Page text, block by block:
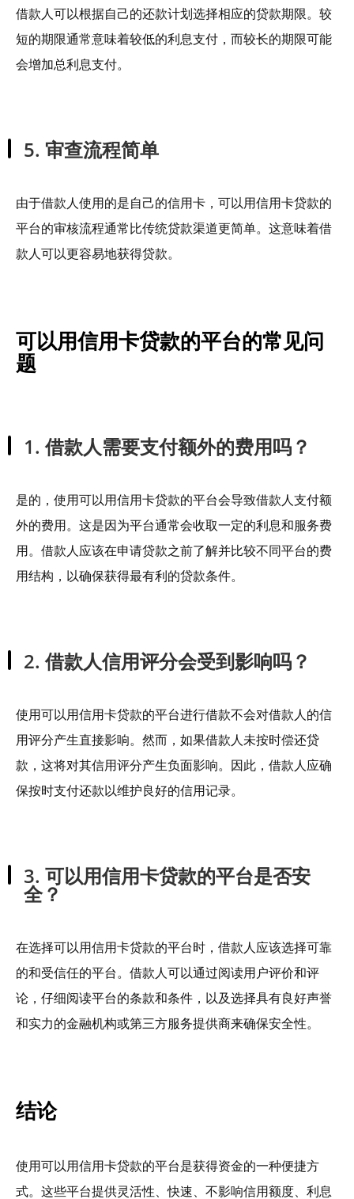
借款人可以根据自己的还款计划选择相应的贷款期限。较
短的期限通常意味着较低的利息支付，而较长的期限可能
会增加总利息支付。
5. 审查流程简单
由于借款人使用的是自己的信用卡，可以用信用卡贷款的
平台的审核流程通常比传统贷款渠道更简单。这意味着借
款人可以更容易地获得贷款。
可以用信用卡贷款的平台的常见问
题
1. 借款人需要支付额外的费用吗？
是的，使用可以用信用卡贷款的平台会导致借款人支付额
外的费用。这是因为平台通常会收取一定的利息和服务费
用。借款人应该在申请贷款之前了解并比较不同平台的费
用结构，以确保获得最有利的贷款条件。
2. 借款人信用评分会受到影响吗？
使用可以用信用卡贷款的平台进行借款不会对借款人的信
用评分产生直接影响。然而，如果借款人未按时偿还贷
款，这将对其信用评分产生负面影响。因此，借款人应确
保按时支付还款以维护良好的信用记录。
3. 可以用信用卡贷款的平台是否安
全？
在选择可以用信用卡贷款的平台时，借款人应该选择可靠
的和受信任的平台。借款人可以通过阅读用户评价和评
论，仔细阅读平台的条款和条件，以及选择具有良好声誉
和实力的金融机构或第三方服务提供商来确保安全性。
结论
使用可以用信用卡贷款的平台是获得资金的一种便捷方
式。这些平台提供灵活性、快速、不影响信用额度、利息